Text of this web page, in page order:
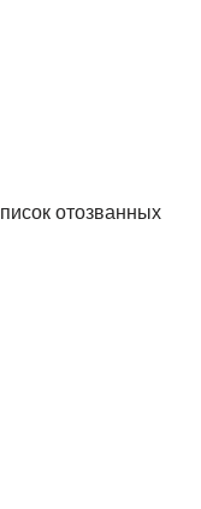
отозванных